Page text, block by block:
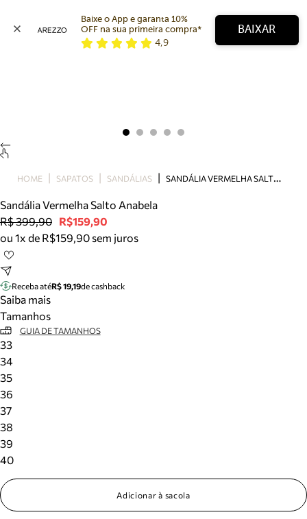
Bolsa
Tamanco
Tênis
Mule
Tire dúvidas sobre pedidos, devoluções e mais.
Meus pedidos
Acompanhe seus pedidos e solicite devoluções.
Baixe o App e garanta 10%
OFF na sua primeira compra*
4,9
BAIXAR
HOME SAPATOS SANDÁLIAS S
ANDÁLIA VERMELHA SALTO ANABELA
Sandália Vermelha Salto Anabela
R$ 399,90 R$159,90
ou 1x de R$159,90 sem juros
Receba atéR$ 19,19de cashback
Saiba mais
Tamanhos
GUIA DE TAMANHOS
33
34
35
36
37
38
39
40
Adicionar à sacola